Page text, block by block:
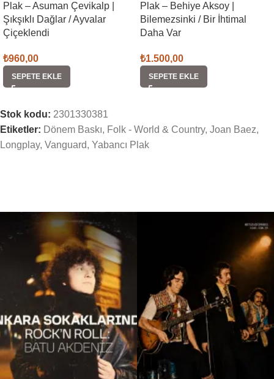
Plak – Asuman Çevikalp |
Şıkşıklı Dağlar / Ayvalar
Çiçeklendi
₺960,00
SEPETE EKLE
Plak – Behiye Aksoy |
Bilemezsinki / Bir İhtimal
Daha Var
₺1.500,00
SEPETE EKLE
Stok kodu: 2301330381
Etiketler: Dönem Baskı, Folk - World & Country, Joan Baez,
Longplay, Vanguard, Yabancı Plak